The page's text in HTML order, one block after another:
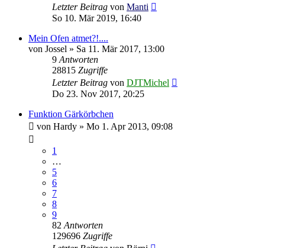
Letzter Beitrag von Manti
So 10. Mär 2019, 16:40
Mein Ofen atmet?!....
von Jossel » Sa 11. Mär 2017, 13:00
9 Antworten
28815 Zugriffe
Letzter Beitrag von DJTMichel
Do 23. Nov 2017, 20:25
Funktion Gärkörbchen
von Hardy » Mo 1. Apr 2013, 09:08
1
…
5
6
7
8
9
82 Antworten
129696 Zugriffe